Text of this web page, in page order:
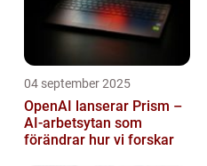
04 september 2025
OpenAI lanserar Prism –
AI-arbetsytan som
förändrar hur vi forskar